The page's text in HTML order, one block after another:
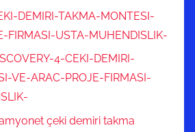
DEMIRI-TAKMA-MONTESI-
FIRMASI-USTA-MUHENDISLIK-
4-CEKI-DEMIRI-
VE-ARAC-PROJE-FIRMASI-
çeki demiri takma